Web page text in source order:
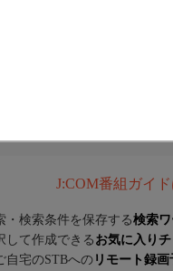
J:COM番組ガイ
・検索条件を保存する検索
して作成できる お気に入り
自宅のSTBへの リモート録画